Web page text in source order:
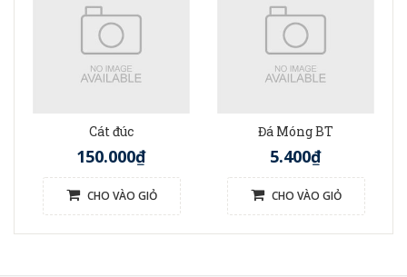
Cát đúc
150.000₫
CHO VÀO GIỎ
Đá Móng BT
5.400₫
CHO VÀO GIỎ